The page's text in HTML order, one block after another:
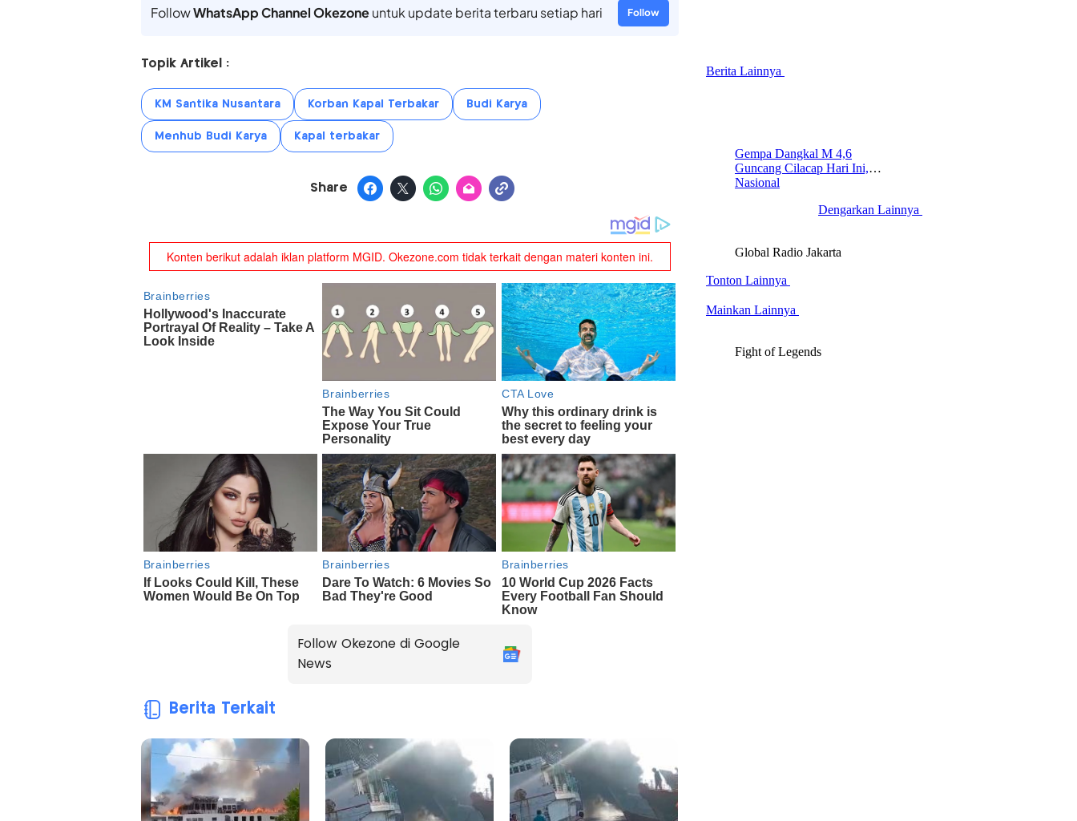
FollowWhatsApp Channel Okezoneuntuk update berita terbaru setiap hari Follow
Topik Artikel :
KM Santika Nusantara Korban Kapal Terbakar Budi Karya
Menhub Budi Karya Kapal terbakar
Share
Follow Okezone di Google
News
Berita Terkait